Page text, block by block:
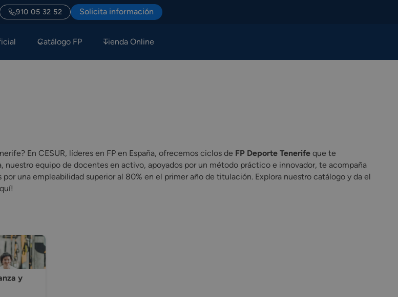
910 05 32 52 Solicita información
Catálogo FP Tienda Online
En CESUR, líderes en FP en España, ofrecemos ciclos de FP Deporte Tenerife que te
nuestro equipo de docentes en activo, apoyados por un método práctico e innovador, te acompaña
una empleabilidad superior al 80% en el primer año de titulación. Explora nuestro catálogo y da el
y